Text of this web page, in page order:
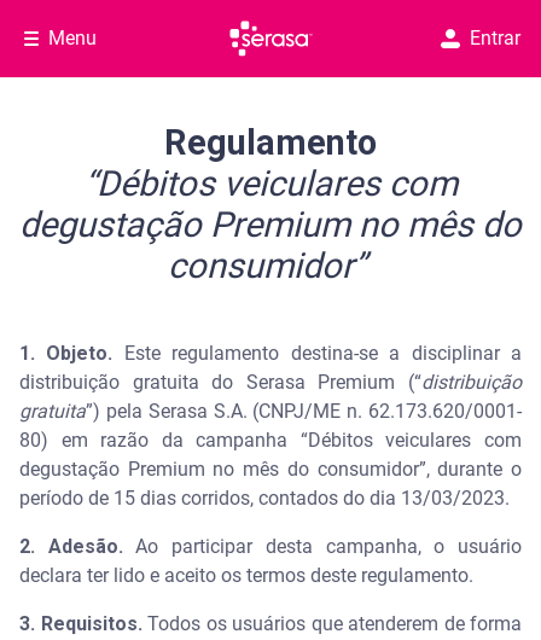
Menu Entrar
Regulamento
“Débitos veiculares com
degustação Premium no mês do
consumidor”
1. Objeto. Este regulamento destina-se a disciplinar a
distribuição gratuita do Serasa Premium (“distribuição
gratuita”) pela Serasa S.A. (CNPJ/ME n. 62.173.620/0001-
80) em razão da campanha “Débitos veiculares com
degustação Premium no mês do consumidor”, durante o
período de 15 dias corridos, contados do dia 13/03/2023.
2. Adesão. Ao participar desta campanha, o usuário
declara ter lido e aceito os termos deste regulamento.
3. Requisitos. Todos os usuários que atenderem de forma